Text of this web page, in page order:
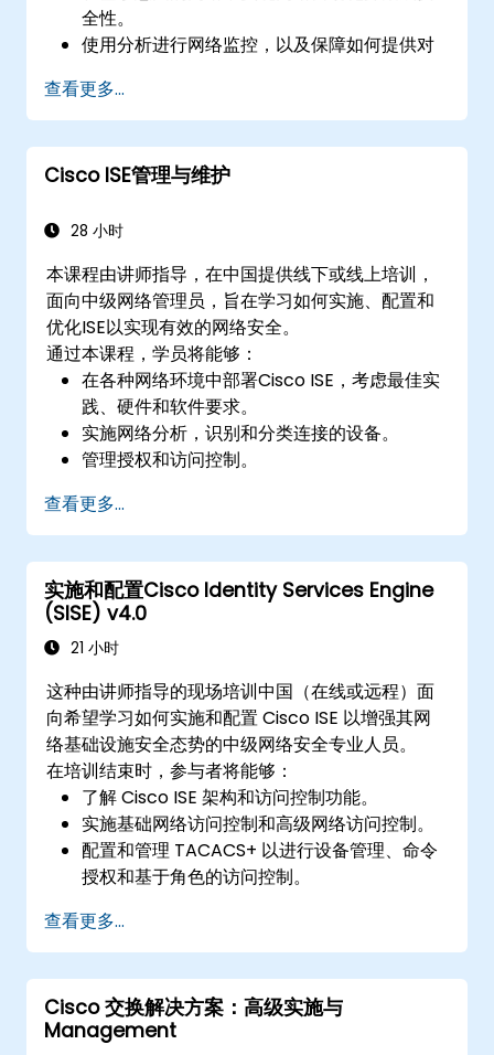
全性。
使用分析进行网络监控，以及保障如何提供对
设计和部署满足业务需求和运营目标的 IBN。
查看更多...
Cisco ISE管理与维护
28 小时
本课程由讲师指导，在中国提供线下或线上培训，
面向中级网络管理员，旨在学习如何实施、配置和
优化ISE以实现有效的网络安全。
通过本课程，学员将能够：
在各种网络环境中部署Cisco ISE，考虑最佳实
践、硬件和软件要求。
实施网络分析，识别和分类连接的设备。
管理授权和访问控制。
查看更多...
实施和配置Cisco Identity Services Engine
(SISE) v4.0
21 小时
这种由讲师指导的现场培训中国（在线或远程）面
向希望学习如何实施和配置 Cisco ISE 以增强其网
络基础设施安全态势的中级网络安全专业人员。
在培训结束时，参与者将能够：
了解 Cisco ISE 架构和访问控制功能。
实施基础网络访问控制和高级网络访问控制。
配置和管理 TACACS+ 以进行设备管理、命令
授权和基于角色的访问控制。
查看更多...
Cisco 交换解决方案：高级实施与
Management